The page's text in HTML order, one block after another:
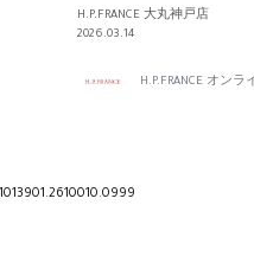
のづくり
H.P.FRANCE 大丸神戸店
2026.03.14
H.P.FRANCE オンラ
1013901.2610010.0999